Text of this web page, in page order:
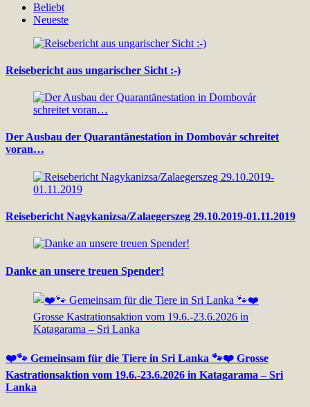
Beliebt
Neueste
Reisebericht aus ungarischer Sicht :-)
Der Ausbau der Quarantänestation in Dombovár schreitet
voran…
Reisebericht Nagykanizsa/Zalaegerszeg 29.10.2019-01.11.2019
Danke an unsere treuen Spender!
❤️🐾 Gemeinsam für die Tiere in Sri Lanka 🐾❤️ Grosse
Kastrationsaktion vom 19.6.-23.6.2026 in Katagarama – Sri
Lanka